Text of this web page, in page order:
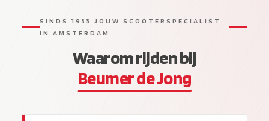
SINDS 1933 JOUW SCOOTERSPECIALIST
IN AMSTERDAM
Waarom rijden bij
Beumer de Jong